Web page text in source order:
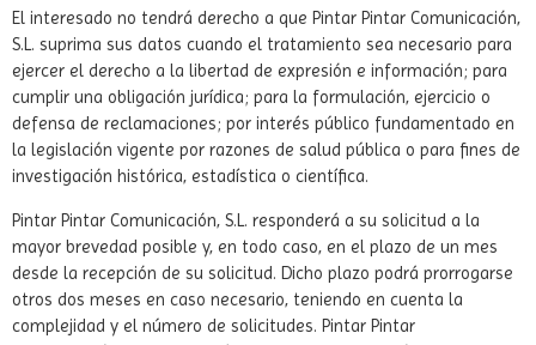
El interesado no tendrá derecho a que Pintar Pintar Comunicación,
S.L. suprima sus datos cuando el tratamiento sea necesario para
ejercer el derecho a la libertad de expresión e información; para
cumplir una obligación jurídica; para la formulación, ejercicio o
defensa de reclamaciones; por interés público fundamentado en
la legislación vigente por razones de salud pública o para fines de
investigación histórica, estadística o científica.
Pintar Pintar Comunicación, S.L. responderá a su solicitud a la
mayor brevedad posible y, en todo caso, en el plazo de un mes
desde la recepción de su solicitud. Dicho plazo podrá prorrogarse
otros dos meses en caso necesario, teniendo en cuenta la
complejidad y el número de solicitudes. Pintar Pintar